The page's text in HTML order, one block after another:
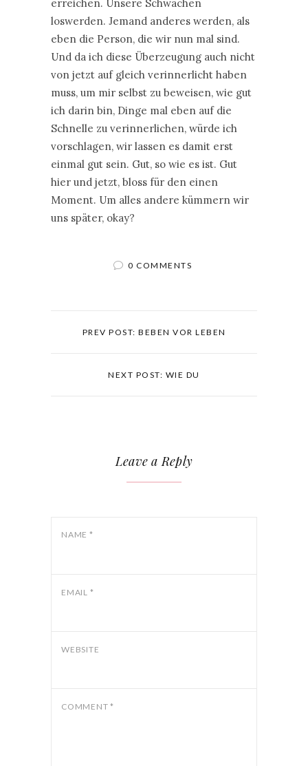
erreichen. Unsere Schwächen
loswerden. Jemand anderes werden, als
eben die Person, die wir nun mal sind.
Und da ich diese Überzeugung auch nicht
von jetzt auf gleich verinnerlicht haben
muss, um mir selbst zu beweisen, wie gut
ich darin bin, Dinge mal eben auf die
Schnelle zu verinnerlichen, würde ich
vorschlagen, wir lassen es damit erst
einmal gut sein. Gut, so wie es ist. Gut
hier und jetzt, bloss für den einen
Moment. Um alles andere kümmern wir
uns später, okay?
0 COMMENTS
PREV POST: BEBEN VOR LEBEN
NEXT POST: WIE DU
Leave a Reply
NAME *
EMAIL *
WEBSITE
COMMENT *